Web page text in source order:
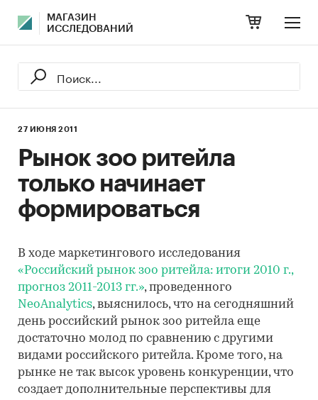
МАГАЗИН
ИССЛЕДОВАНИЙ
27 ИЮНЯ 2011
Рынок зоо ритейла
только начинает
формироваться
В ходе маркетингового исследования
«Российский рынок зоо ритейла: итоги 2010 г.,
прогноз 2011-2013 гг.», проведенного
NeoAnalytics, выяснилось, что на сегодняшний
день российский рынок зоо ритейла еще
достаточно молод по сравнению с другими
видами российского ритейла. Кроме того, на
рынке не так высок уровень конкуренции, что
создает дополнительные перспективы для